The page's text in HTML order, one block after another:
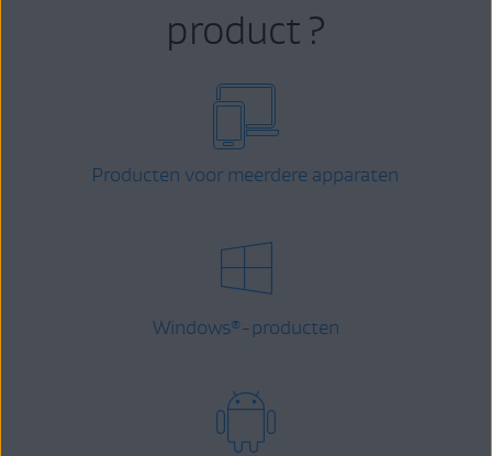
product ?
Producten voor meerdere apparaten
Windows® -producten